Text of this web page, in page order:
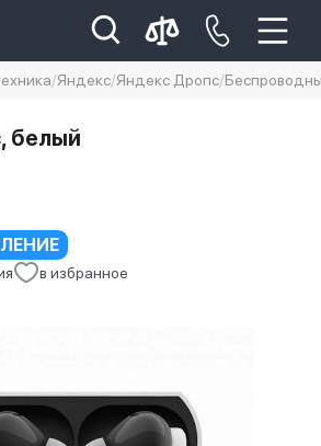
айфон 14
Яндекс Яндекс Дропс
в избранное
белый